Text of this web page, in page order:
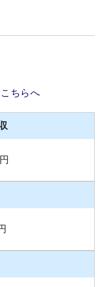
ちらへ